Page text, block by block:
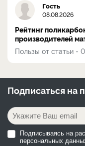
Гость
08.08.2026
Рейтинг
производителей
Пользы от статьи -
Подписаться на
Подписываясь на
персональных